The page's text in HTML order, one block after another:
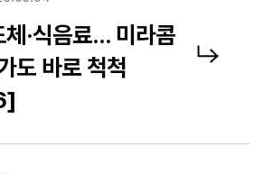
체·식음료... 미라콤
도 바로 척척